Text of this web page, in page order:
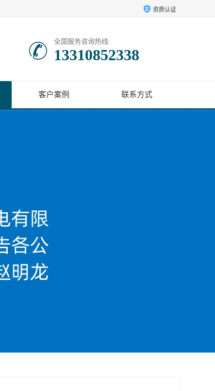
资质认证
全国服务咨询热线:
13310852338
客户案例 联系方式